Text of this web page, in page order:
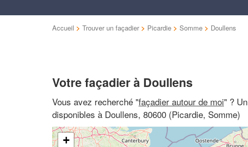
Accueil > Trouver un façadier > Picardie > Somme > Doullens
Votre façadier à Doullens
Vous avez recherché "façadier autour de moi" ?
disponibles à Doullens, 80600 (Picardie, Somme)
+